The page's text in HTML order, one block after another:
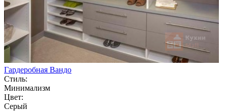
Гардеробная Вандо
Стиль:
Минимализм
Цвет:
Серый